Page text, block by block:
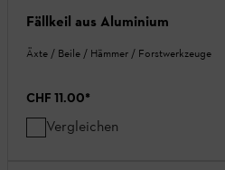
Fällkeil aus Aluminium
Äxte / Beile / Hämmer / Forstwerkzeuge
CHF 11.00*
Vergleichen